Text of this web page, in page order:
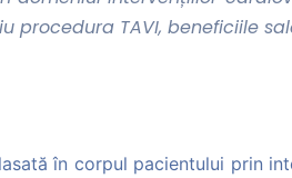
TAVI, beneficiile
în corpul pacientului prin